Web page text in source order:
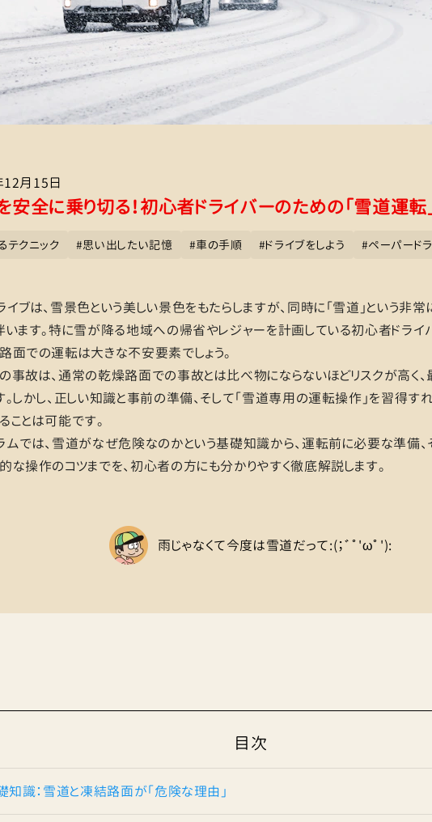
月15日
安全に乗り切る！初心者ドライバーのための「雪道運転
テクニック #思い出したい記憶 #車の手順 #ドライブをしよう #ペーパード
イブは、雪景色という美しい景色をもたらしますが、同時に「雪道」という非
います。特に雪が降る地域への帰省やレジャーを計画している初心者ドライ
面での運転は大きな不安要素でしょう。
事故は、通常の乾燥路面での事故とは比べ物にならないほどリスクが高く
。しかし、正しい知識と事前の準備、そして「雪道専用の運転操作」を習得す
ことは可能です。
ムでは、雪道がなぜ危険なのかという基礎知識から、運転前に必要な準備
な操作のコツまでを、初心者の方にも分かりやすく徹底解説します。
雨じゃなくて今度は雪道だって:(；ﾞﾟ'ωﾟ'):
目次
知識：雪道と凍結路面が「危険な理由」